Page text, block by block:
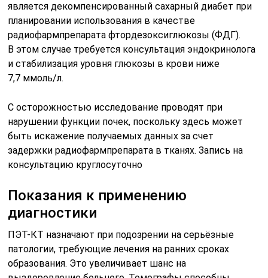
является декомпенсированный сахарный диабет при
планировании использования в качестве
радиофармпрепарата фтордезоксиглюкозы (ФДГ).
В этом случае требуется консультация эндокринолога
и стабилизация уровня глюкозы в крови ниже
7,7 ммоль/л.
С осторожностью исследование проводят при
нарушении функции почек, поскольку здесь может
быть искажение получаемых данных за счет
задержки радиофармпрепарата в тканях. Запись на
консультацию круглосуточно
Показания к применению
диагностики
ПЭТ-КТ назначают при подозрении на серьёзные
патологии, требующие лечения на ранних сроках
образования. Это увеличивает шанс на